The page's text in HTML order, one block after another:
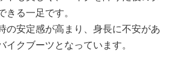
る一足です。
の安定感が高まり、身長に不安があ
イクブーツとなっています。